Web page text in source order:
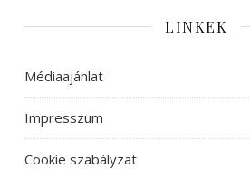
LINKEK
Médiaajánlat
Impresszum
Cookie szabályzat